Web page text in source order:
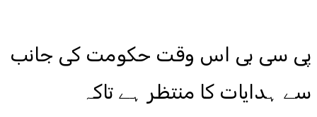
پی سی بی اس وقت حکومت کی جانب
سے ہدایات کا منتظر ہے تاکہ